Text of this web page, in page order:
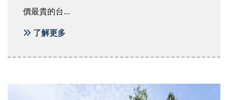
價最貴的台...
了解更多